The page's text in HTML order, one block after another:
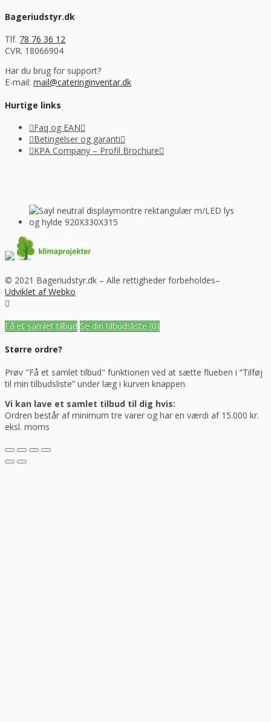
Bageriudstyr.dk
Tlf. 78 76 36 12
CVR. 18066904
Har du brug for support?
E-mail: mail@cateringinventar.dk
Hurtige links
Faq og EAN
Betingelser og garanti
KPA Company – Profil Brochure
© 2021 Bageriudstyr.dk – Alle rettigheder forbeholdes–
Udviklet af Webko
Få et samlet tilbud Se din tilbudsliste (0)
Større ordre?
Prøv "Få et samlet tilbud" funktionen ved at sætte flueben i “Tilføj
til min tilbudsliste” under læg i kurven knappen.
Vi kan lave et samlet tilbud til dig hvis:
Ordren består af minimum tre varer og har en værdi af 15.000 kr.
eksl. moms